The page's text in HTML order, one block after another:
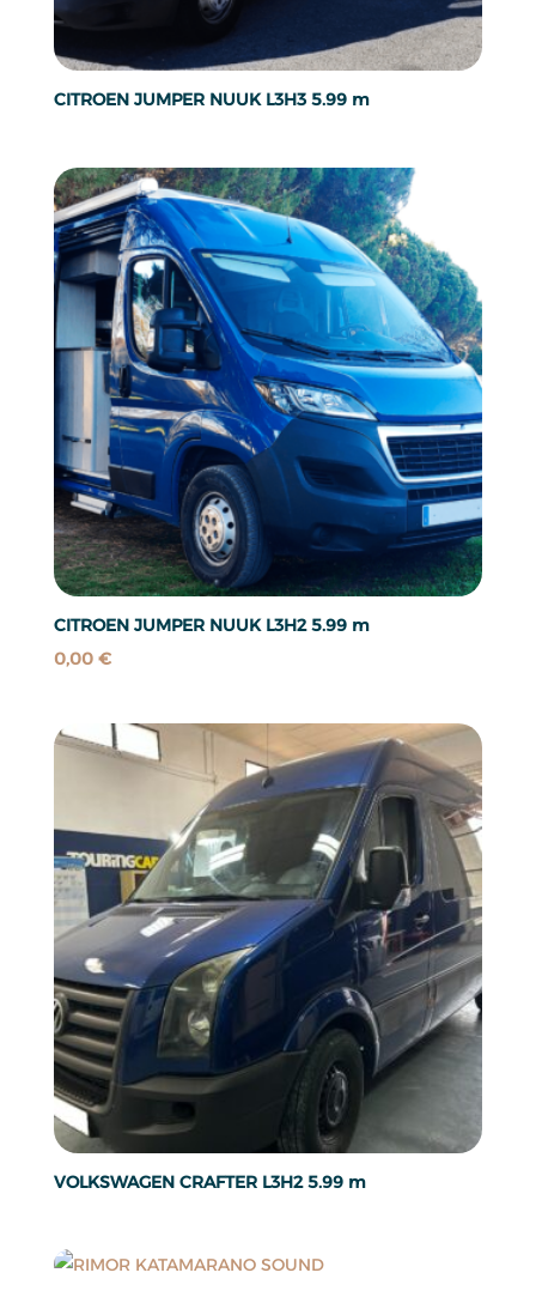
CITROEN JUMPER NUUK L3H3 5.99 m
CITROEN JUMPER NUUK L3H2 5.99 m
0,00 €
VOLKSWAGEN CRAFTER L3H2 5.99 m